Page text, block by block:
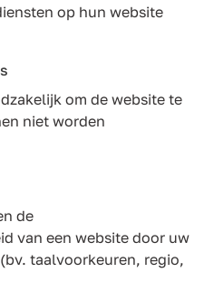
op hun website
om de website te
niet worden
de
van een website door uw
taalvoorkeuren, regio,